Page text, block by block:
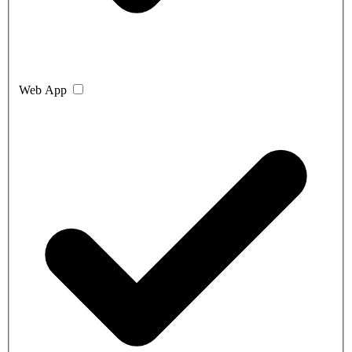
Web App